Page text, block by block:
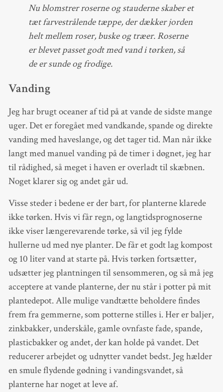
Nu blomstrer roserne og stauderne skaber et
tæt farvestrålende tæppe, der dækker jorden
helt mellem roser, buske og træer. Roserne
er blevet passet godt med vand i tørken, så
de er sunde og frodige.
Vanding
Jeg har brugt oceaner af tid på at vande de sidste mange
uger. Det er foregået med vandkande, spande og direkte
vanding med haveslange, og det tager tid. Man når ikke
langt med manuel vanding på de timer i døgnet, jeg har
til rådighed, så meget i haven er overladt til skæbnen.
Noget klarer sig og andet går ud.
Visse steder i bedene er der bart, for planterne klarede
ikke tørken. Hvis vi får regn, og langtidsprognoserne
ikke viser længerevarende tørke, så vil jeg fylde
hullerne ud med nye planter. De får et godt lag kompost
og 10 liter vand at starte på. Hvis tørken fortsætter,
udsætter jeg plantningen til sensommeren, og så må jeg
acceptere at vande planterne, der nu står i potter på mit
plantedepot. Alle mulige vandtætte beholdere findes
frem fra gemmerne, som potterne stilles i. Her er baljer,
zinkbakker, underskåle, gamle ovnfaste fade, spande,
plasticbakker og andet, der kan holde på vandet. Det
reducerer arbejdet og udnytter vandet bedst. Jeg hælder
en smule flydende gødning i vandingsvandet, så
planterne har noget at leve af.